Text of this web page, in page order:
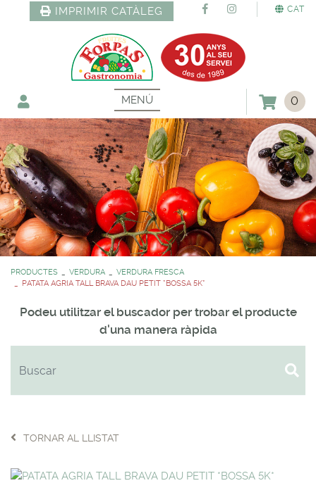
CAT
IMPRIMIR CATÀLEG
MENÚ 0
PRODUCTES VERDURA
VERDURA FRESCA
PATATA AGRIA TALL BRAVA DAU PETIT *BOSSA 5K*
Podeu utilitzar el buscador per trobar el producte
d'una manera ràpida
TORNAR AL LLISTAT